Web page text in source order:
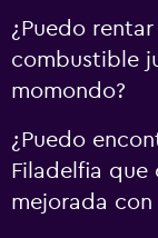
¿Puedo
combustible
momondo?
¿Puedo
Filadelfia que
mejorada con